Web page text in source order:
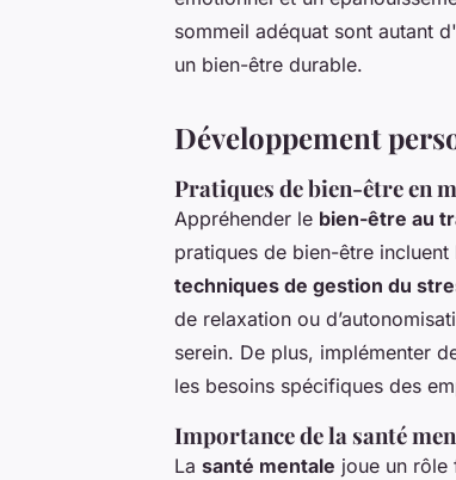
sommeil adéquat sont autant
un bien-être durable.
Développement
Pratiques de bien-être en
Appréhender le bien-être au
pratiques de bien-être
techniques de gestion du
de relaxation ou
serein. De plus, implémenter
les besoins spécifiques des
Importance de la santé
La santé mentale joue un rôle